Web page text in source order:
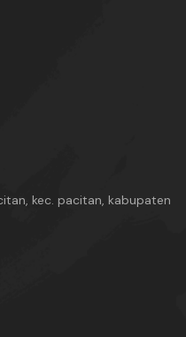
kec. pacitan, kabupaten